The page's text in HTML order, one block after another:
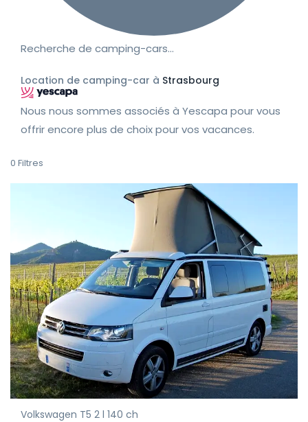
Recherche de camping-cars…
Location de camping-car à Strasbourg
Nous nous sommes associés à Yescapa pour vous
offrir encore plus de choix pour vos vacances.
0 Filtres
Volkswagen T5 2 l 140 ch